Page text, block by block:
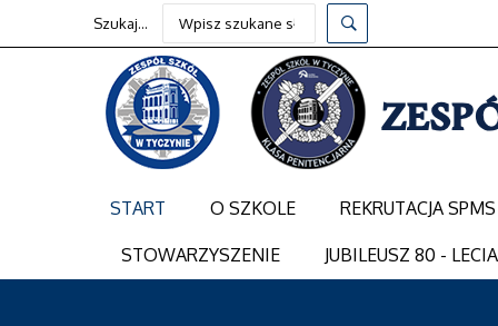
Szukaj...
START O SZKOLE REKRUTACJA SPMS
STOWARZYSZENIE JUBILEUSZ 80 -